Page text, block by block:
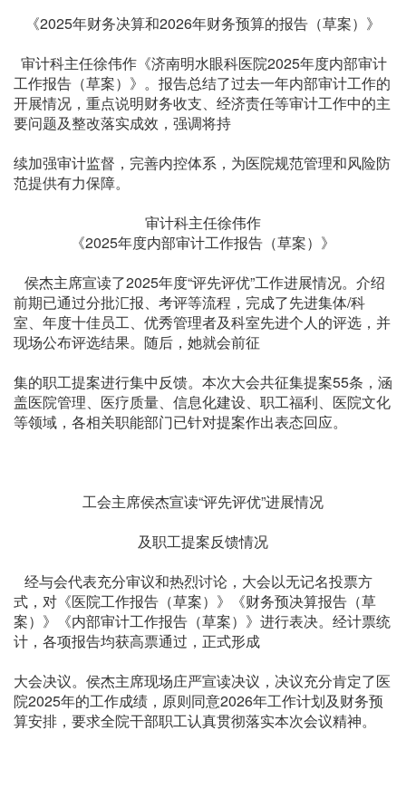
《2025年财务决算和2026年财务预算的报告（草案）》
审计科主任徐伟作《济南明水眼科医院2025年度内部审计
工作报告（草案）》。报告总结了过去一年内部审计工作的
开展情况，重点说明财务收支、经济责任等审计工作中的主
要问题及整改落实成效，强调将持
续加强审计监督，完善内控体系，为医院规范管理和风险防
范提供有力保障。
审计科主任徐伟作
《2025年度内部审计工作报告（草案）》
侯杰主席宣读了2025年度“评先评优”工作进展情况。介绍
前期已通过分批汇报、考评等流程，完成了先进集体/科
室、年度十佳员工、优秀管理者及科室先进个人的评选，并
现场公布评选结果。随后，她就会前征
集的职工提案进行集中反馈。本次大会共征集提案55条，涵
盖医院管理、医疗质量、信息化建设、职工福利、医院文化
等领域，各相关职能部门已针对提案作出表态回应。
工会主席侯杰宣读“评先评优”进展情况
及职工提案反馈情况
经与会代表充分审议和热烈讨论，大会以无记名投票方
式，对《医院工作报告（草案）》《财务预决算报告（草
案）》《内部审计工作报告（草案）》进行表决。经计票统
计，各项报告均获高票通过，正式形成
大会决议。侯杰主席现场庄严宣读决议，决议充分肯定了医
院2025年的工作成绩，原则同意2026年工作计划及财务预
算安排，要求全院干部职工认真贯彻落实本次会议精神。